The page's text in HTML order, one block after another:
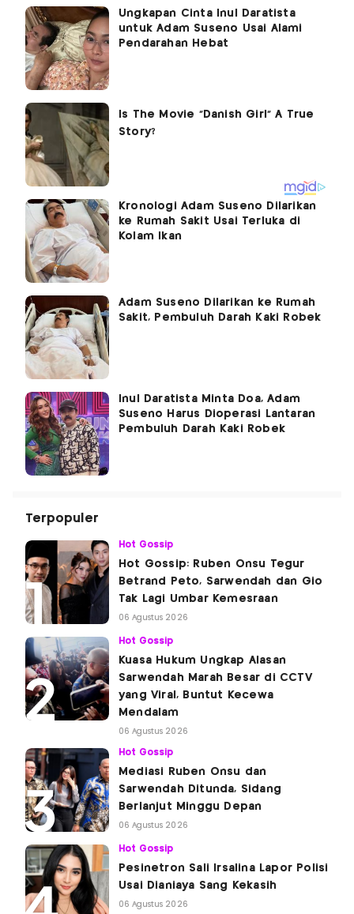
Ungkapan Cinta Inul Daratista
untuk Adam Suseno Usai Alami
Pendarahan Hebat
Kronologi Adam Suseno Dilarikan
ke Rumah Sakit Usai Terluka di
Kolam Ikan
Adam Suseno Dilarikan ke Rumah
Sakit, Pembuluh Darah Kaki Robek
Inul Daratista Minta Doa, Adam
Suseno Harus Dioperasi Lantaran
Pembuluh Darah Kaki Robek
Terpopuler
Hot Gossip
Hot Gossip: Ruben Onsu Tegur
Betrand Peto, Sarwendah dan Gio
Tak Lagi Umbar Kemesraan
06 Agustus 2026
Hot Gossip
Kuasa Hukum Ungkap Alasan
Sarwendah Marah Besar di CCTV
yang Viral, Buntut Kecewa
Mendalam
06 Agustus 2026
Hot Gossip
Mediasi Ruben Onsu dan
Sarwendah Ditunda, Sidang
Berlanjut Minggu Depan
06 Agustus 2026
Hot Gossip
Pesinetron Sali Irsalina Lapor Polisi
Usai Dianiaya Sang Kekasih
06 Agustus 2026